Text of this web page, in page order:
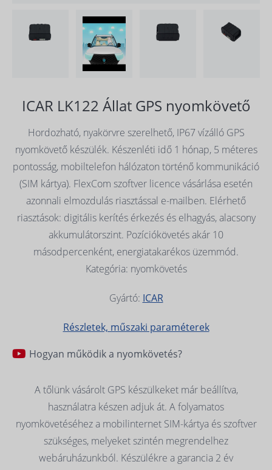
ICAR LK122 Állat GPS nyomkövető
Hordozható, nyakörvre szerelhető, IP67 vízálló GPS
nyomkövető készülék. Készenléti idő 1 hónap, 5 méteres
pontosság, mobiltelefon hálózaton történő kommunikáció
(SIM kártya). FlexCom szoftver licence vásárlása esetén
azonnali elmozdulás riasztással e-mailben. Elérhető
riasztások: digitális kerítés érkezés és elhagyás, alacsony
akkumulátorszint. Pozíciókövetés akár 10
másodpercenként, energiatakarékos üzemmód.
Kategória: nyomkövetés
Gyártó: ICAR
Részletek, műszaki paraméterek
Hogyan működik a nyomkövetés?
A tőlünk vásárolt GPS készülkeket már beállítva,
használatra készen adjuk át. A folyamatos
nyomkövetéséhez a mobilinternet SIM-kártya és szoftver
szükséges, melyeket szintén megrendelhez
webáruházunkból. Készülékre a garancia 2 év